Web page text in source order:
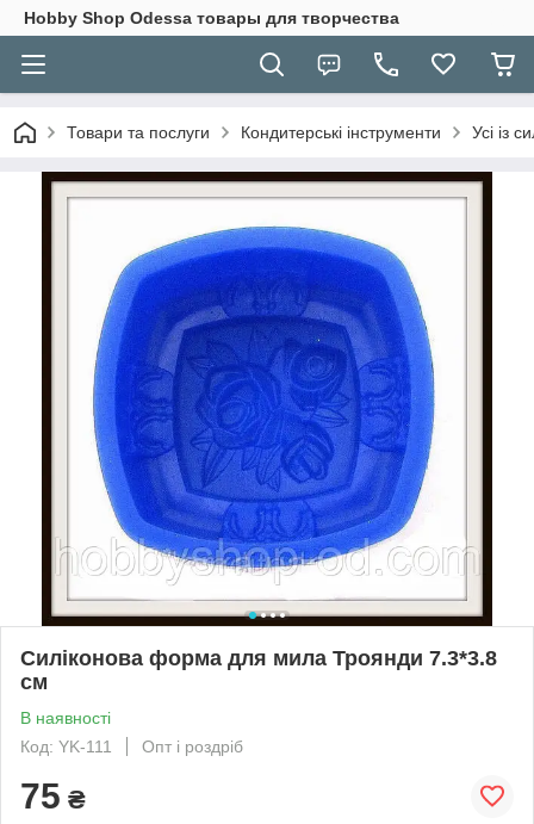
Hobbу Shop Odessa товары для творчества
Товари та послуги Кондитерські інструменти Усі із
Силіконова форма для мила Троянди 7.3*3.8
см
В наявності
Код: YK-111
Опт і роздріб
75 ₴